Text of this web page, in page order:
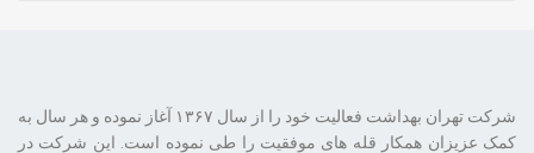
شرکت تهران بهداشت فعالیت خود را از سال ۱۳۶۷ آغاز نموده و هر سال به
کمک عزیزان همکار قله های موفقیت را طی نموده است. این شرکت در